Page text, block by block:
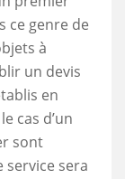
ce genre de
à
un devis
en
cas d’un
sont
service sera